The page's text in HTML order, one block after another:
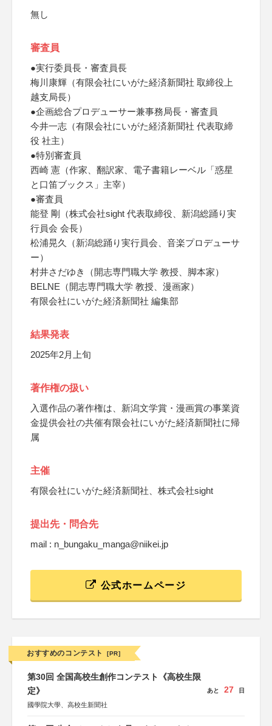
無し
審査員
●実行委員長・審査員長
梅川康輝（有限会社にいがた経済新聞社 取締役上
越支局長）
●企画総合プロデューサー兼事務局長・審査員
今井一志（有限会社にいがた経済新聞社 代表取締
役 社主）
●特別審査員
西崎 憲（作家、翻訳家、電子書籍レーベル「惑星
と口笛ブックス」主宰）
●審査員
能登 剛（株式会社sight 代表取締役、新潟総踊り実
行員会 会長）
松浦晃久（新潟総踊り実行員会、音楽プロデューサ
ー）
村井さだゆき（開志専門職大学 教授、脚本家）
BELNE（開志専門職大学 教授、漫画家）
有限会社にいがた経済新聞社 編集部
結果発表
2025年2月上旬
著作権の扱い
入選作品の著作権は、新潟文学賞・漫画賞の事業資
金提供会社の共催有限会社にいがた経済新聞社に帰
属
主催
有限会社にいがた経済新聞社、株式会社sight
提出先・問合先
mail : n_bungaku_manga@niikei.jp
公式ホームページ
おすすめのコンテスト [PR]
第30回 全国高校生創作コンテスト《高校生限
定》
國學院大學、高校生新聞社
あと 27 日